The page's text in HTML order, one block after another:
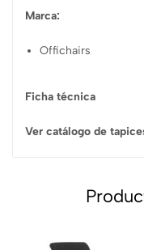
Marca:
Offichairs
Ficha técnica
Ver catálogo de